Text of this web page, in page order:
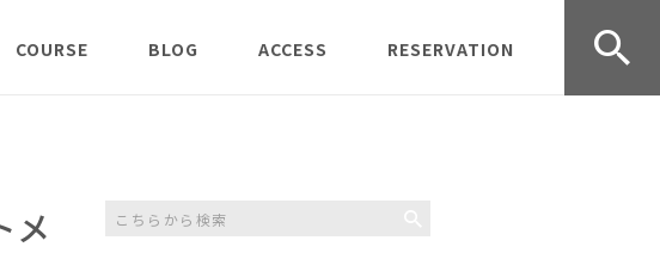
COURSE
氣とアロマ
BLOG
プの様子
ACCESS RESERVATION
メ